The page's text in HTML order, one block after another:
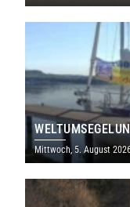
Mittwoch, 5. August